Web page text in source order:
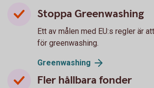
Stoppa Greenwashing
Ett av målen med EU:s regler är
för greenwashing.
Greenwashing
Fler hållbara fonder